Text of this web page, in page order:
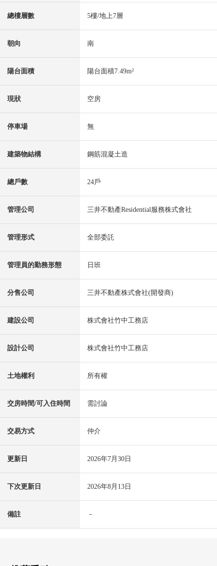
總樓層數 5樓/地上7層
朝向 南
陽台面積 陽台面積7.49m²
現狀 空房
停車場 無
建築物結構 鋼筋混凝土造
總戶數 24戶
管理公司 三井不動產Residential服務株式會社
管理形式 全部委託
管理員的勤務形態 日班
分售公司 三井不動產株式會社(開發商)
建設公司 株式會社竹中工務店
設計公司 株式會社竹中工務店
土地權利 所有權
交房時間/可入住時間 需討論
交易方式 仲介
更新日 2026年7月30日
下次更新日 2026年8月13日
備註 －